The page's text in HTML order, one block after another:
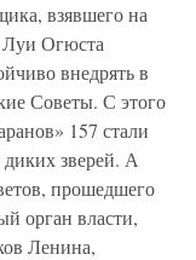
взявшего на
Луи Огюста
внедрять в
Советы. С этого
157 стали
зверей. А
прошедшего
орган власти,
Ленина,